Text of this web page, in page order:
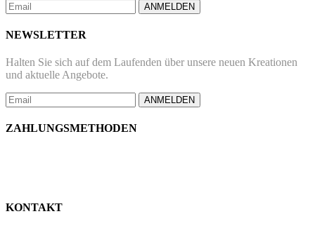
ANMELDEN
NEWSLETTER
Halten Sie sich auf dem Laufenden über unsere neuen Kreationen
und aktuelle Angebote.
ANMELDEN
ZAHLUNGSMETHODEN
KONTAKT